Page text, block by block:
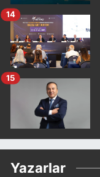
14
15
Yazarlar